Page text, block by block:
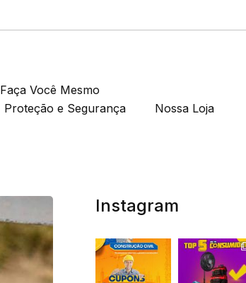
Faça Você Mesmo
Proteção e Segurança Nossa Loja
Instagram